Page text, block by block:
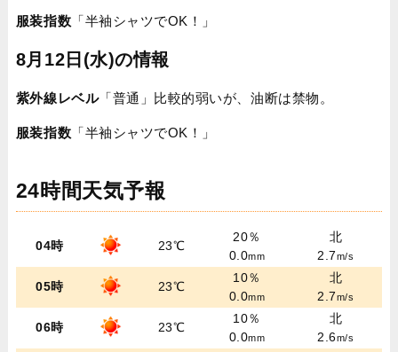
服装指数 「半袖シャツでOK！」
8月12日(水)の情報
紫外線レベル「普通」比較的弱いが、油断は禁物。
服装指数 「半袖シャツでOK！」
24時間天気予報
04時 23℃
20％
0.0mm
北
2.7m/s
05時 23℃
10％
0.0mm
北
2.7m/s
06時 23℃
10％
0.0mm
北
2.6m/s